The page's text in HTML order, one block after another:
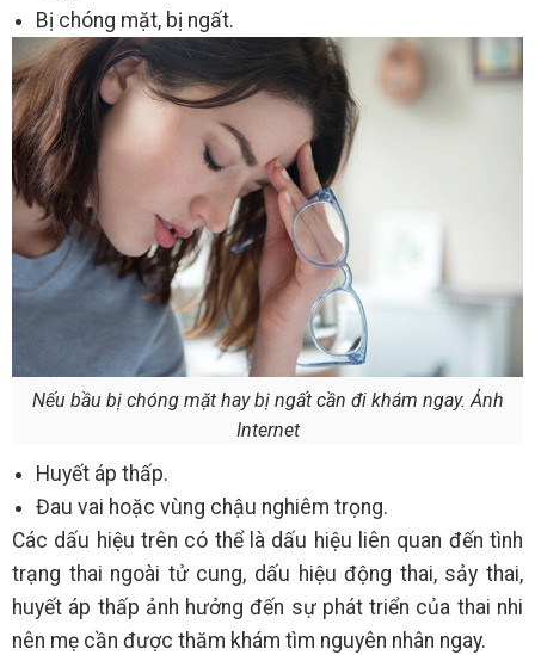
Bị chóng mặt, bị ngất.
Nếu bầu bị chóng mặt hay bị ngất cần đi khám ngay. Ảnh
Internet
Huyết áp thấp.
Đau vai hoặc vùng chậu nghiêm trọng.
Các dấu hiệu trên có thể là dấu hiệu liên quan đến tình
trạng thai ngoài tử cung, dấu hiệu động thai, sảy thai,
huyết áp thấp ảnh hưởng đến sự phát triển của thai nhi
nên mẹ cần được thăm khám tìm nguyên nhân ngay.